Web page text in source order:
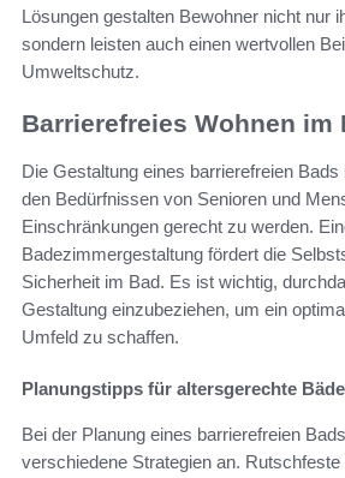
Lösungen gestalten Bewohner nicht nur
sondern leisten auch einen wertvollen
Umweltschutz.
Barrierefreies Wohnen im
Die Gestaltung eines barrierefreien
den Bedürfnissen von Senioren und
Einschränkungen gerecht zu werden.
Badezimmergestaltung fördert die
Sicherheit im Bad. Es ist wichtig,
Gestaltung einzubeziehen, um ein
Umfeld zu schaffen.
Planungstipps für altersgerechte
Bei der Planung eines barrierefreien
verschiedene Strategien an. Rutschfeste